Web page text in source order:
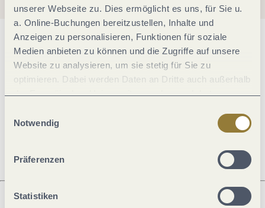
unserer Webseite zu. Dies ermöglicht es uns, für Sie u.
a. Online-Buchungen bereitzustellen, Inhalte und
Anzeigen zu personalisieren, Funktionen für soziale
Medien anbieten zu können und die Zugriffe auf unsere
Website zu analysieren, um sie stetig für Sie zu
optimieren. Dabei werden Daten an Dritte auch außerhalb
der Europäischen Union weitergegeben und dort
jederzeit widerrufen werden. Mit der Auswahl "Alle
ablehnen" kann es zu Beeinträchtigungen in der Nutzung
Notwendig
Präferenzen
Statistiken
Allgemeine Informationen
Öffnungszeiten
Ruhetage